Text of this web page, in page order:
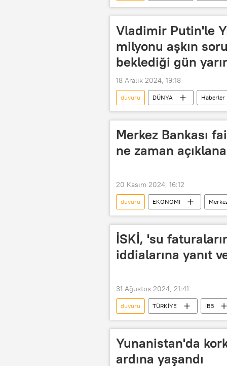
yas
Vladimir Putin'le
milyonu aşkın
beklediği gün
18 Aralık 2024, 19:18
duyuru DÜNYA Haberler
Vladimir Putin'le Yılın Özeti
Merkez Bankası
ne zaman
20 Kasım 2024, 16:12
duyuru EKONOMİ
İSKİ, 'su
iddialarına yanıt
31 Ağustos 2024, 21:41
duyuru TÜRKİYE İBB
İstanbul Su ve Kanalizasyon İdaresi
Yunanistan'da
ardına yaşandı